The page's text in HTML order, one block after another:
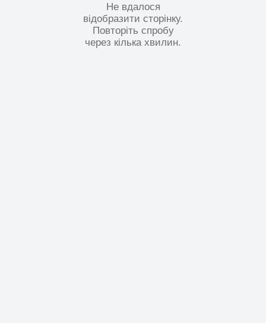
Не вдалося
відобразити сторінку.
Повторіть спробу
через кілька хвилин.